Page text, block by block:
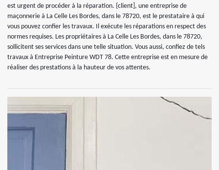
est urgent de procéder à la réparation. {client], une entreprise de
maçonnerie à La Celle Les Bordes, dans le 78720, est le prestataire à qui
vous pouvez confier les travaux. Il exécute les réparations en respect des
normes requises. Les propriétaires à La Celle Les Bordes, dans le 78720,
sollicitent ses services dans une telle situation. Vous aussi, confiez de tels
travaux à Entreprise Peinture WDT 78. Cette entreprise est en mesure de
réaliser des prestations à la hauteur de vos attentes.